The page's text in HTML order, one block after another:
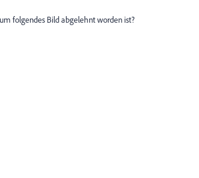
folgendes Bild abgelehnt worden ist?